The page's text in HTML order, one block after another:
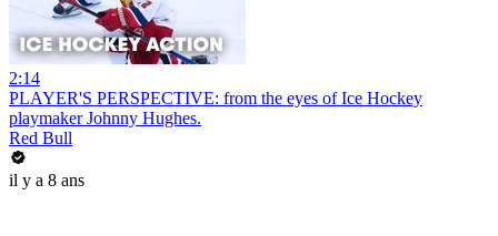
2:14
PLAYER'S PERSPECTIVE: from the eyes of Ice Hockey
playmaker Johnny Hughes.
Red Bull
il y a 8 ans